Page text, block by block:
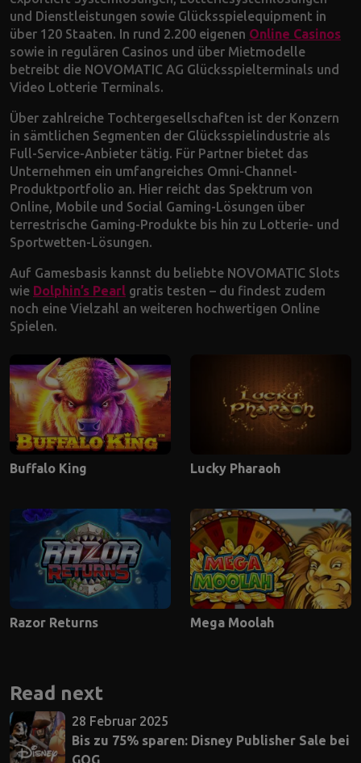
und Dienstleistungen sowie Glücksspielequipment in
über 120 Staaten. In rund 2.200 eigenen Online Casinos
sowie in regulären Casinos und über Mietmodelle
betreibt die NOVOMATIC AG Glücksspielterminals und
Video Lotterie Terminals.
Über zahlreiche Tochtergesellschaften ist der Konzern
in sämtlichen Segmenten der Glücksspielindustrie als
Full-Service-Anbieter tätig. Für Partner bietet das
Unternehmen ein umfangreiches Omni-Channel-
Produktportfolio an. Hier reicht das Spektrum von
Online, Mobile und Social Gaming-Lösungen über
terrestrische Gaming-Produkte bis hin zu Lotterie- und
Sportwetten-Lösungen.
Auf Gamesbasis kannst du beliebte NOVOMATIC Slots
wie Dolphin’s Pearl gratis testen – du findest zudem
noch eine Vielzahl an weiteren hochwertigen Online
Spielen.
Buffalo King Lucky Pharaoh
Razor Returns Mega Moolah
Read next
28 Februar 2025
Bis zu 75% sparen: Disney Publisher Sale bei
GOG